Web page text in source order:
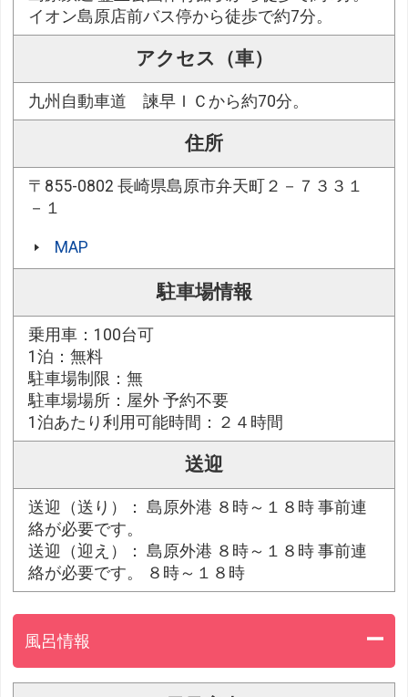
イオン島原店前バス停から徒歩で約7分。
アクセス（車）
九州自動車道 諫早ＩＣから約70分。
住所
〒855-0802 長崎県島原市弁天町２－７３３１
－１
MAP
駐車場情報
乗用車：100台可
1泊：無料
駐車場制限：無
駐車場場所：屋外 予約不要
1泊あたり利用可能時間：２４時間
送迎
送迎（送り）： 島原外港 ８時～１８時 事前連
絡が必要です。
送迎（迎え）： 島原外港 ８時～１８時 事前連
絡が必要です。 ８時～１８時
風呂情報